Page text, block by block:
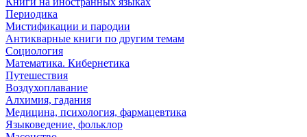
Периодика
Мистификации и пародии
Антикварные книги по другим темам
Социология
Математика. Кибернетика
Путешествия
Воздухоплавание
Алхимия, гадания
Медицина, психология, фармацевтика
Языковедение, фольклор